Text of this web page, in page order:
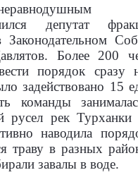
депутат
Законодательном
Более 200
порядок сразу
задействовано 15
команды
русел рек
наводила
траву в разных
завалы в воде.